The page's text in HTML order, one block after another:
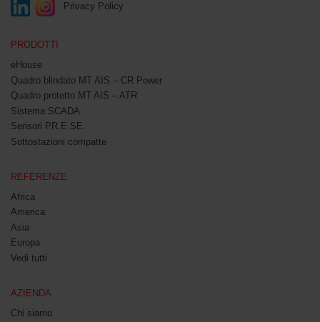
Privacy Policy
PRODOTTI
eHouse
Quadro blindato MT AIS – CR Power
Quadro protetto MT AIS – ATR
Sistema SCADA
Sensori PR.E.SE.
Sottostazioni compatte
REFERENZE
Africa
America
Asia
Europa
Vedi tutti
AZIENDA
Chi siamo